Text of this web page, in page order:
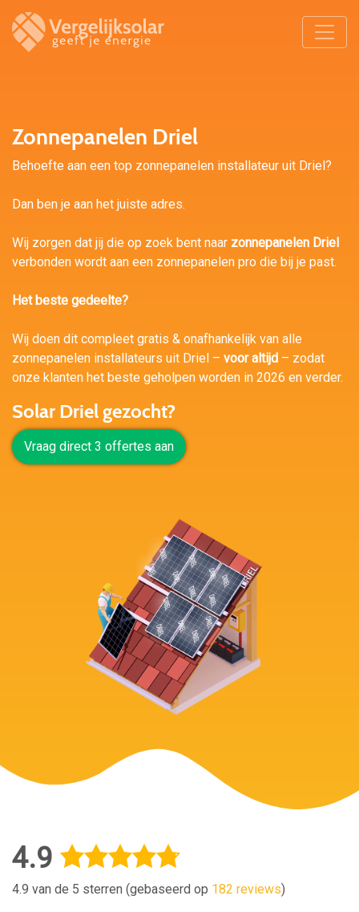
Zonnepanelen Driel
Behoefte aan een top zonnepanelen installateur uit Driel?
Dan ben je aan het juiste adres.
Wij zorgen dat jij die op zoek bent naar zonnepanelen Driel
verbonden wordt aan een zonnepanelen pro die bij je past.
Het beste gedeelte?
Wij doen dit compleet gratis & onafhankelijk van alle
zonnepanelen installateurs uit Driel – voor altijd – zodat
onze klanten het beste geholpen worden in 2026 en verder.
Solar Driel gezocht?
Vraag direct 3 offertes aan
4.9
4.9 van de 5 sterren (gebaseerd op 182 reviews)